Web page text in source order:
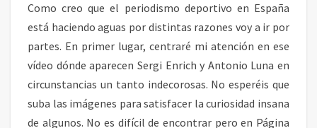
Como creo que el periodismo deportivo en España
está haciendo aguas por distintas razones voy a ir por
partes. En primer lugar, centraré mi atención en ese
vídeo dónde aparecen Sergi Enrich y Antonio Luna en
circunstancias un tanto indecorosas. No esperéis que
suba las imágenes para satisfacer la curiosidad insana
de algunos. No es difícil de encontrar pero en Página